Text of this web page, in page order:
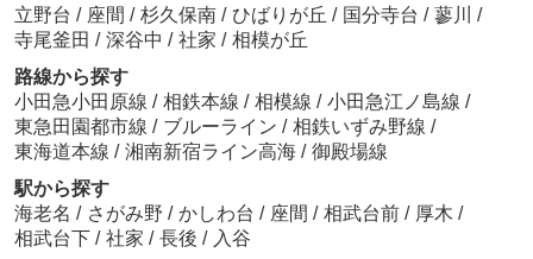
立野台 / 座間 / 杉久保南 / ひばりが丘 / 国分寺台 / 蓼川 /
寺尾釜田 / 深谷中 / 社家 / 相模が丘
路線から探す
小田急小田原線 / 相鉄本線 / 相模線 / 小田急江ノ島線 /
東急田園都市線 / ブルーライン / 相鉄いずみ野線 /
東海道本線 / 湘南新宿ライン高海 / 御殿場線
駅から探す
海老名 / さがみ野 / かしわ台 / 座間 / 相武台前 / 厚木 /
相武台下 / 社家 / 長後 / 入谷